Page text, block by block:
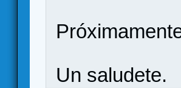
Un saludete.